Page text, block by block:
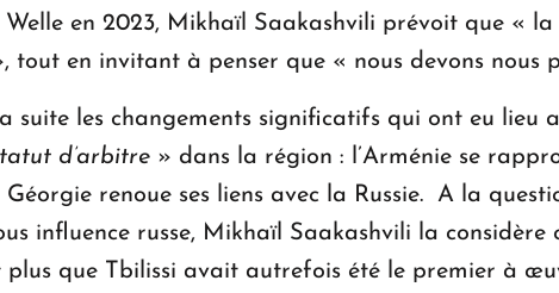
Welle en 2023, Mikhaïl Saakashvili prévoit que «
tout en invitant à penser que « nous devons nous
les changements significatifs qui ont eu lieu
d’arbitre » dans la région : l’Arménie se
renoue ses liens avec la Russie. A la
influence russe, Mikhaïl Saakashvili la considère
plus que Tbilissi avait autrefois été le premier à